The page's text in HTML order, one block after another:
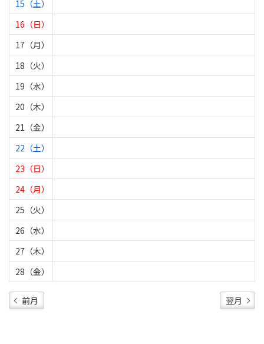
15（土）
16（日）
17（月）
18（火）
19（水）
20（木）
21（金）
22（土）
23（日）
24（月）
25（火）
26（水）
27（木）
28（金）
前月 翌月